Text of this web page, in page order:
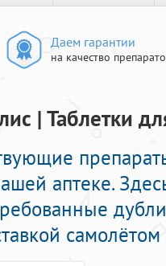
Даем гарантии
на качество
| Таблетки
аптеке.